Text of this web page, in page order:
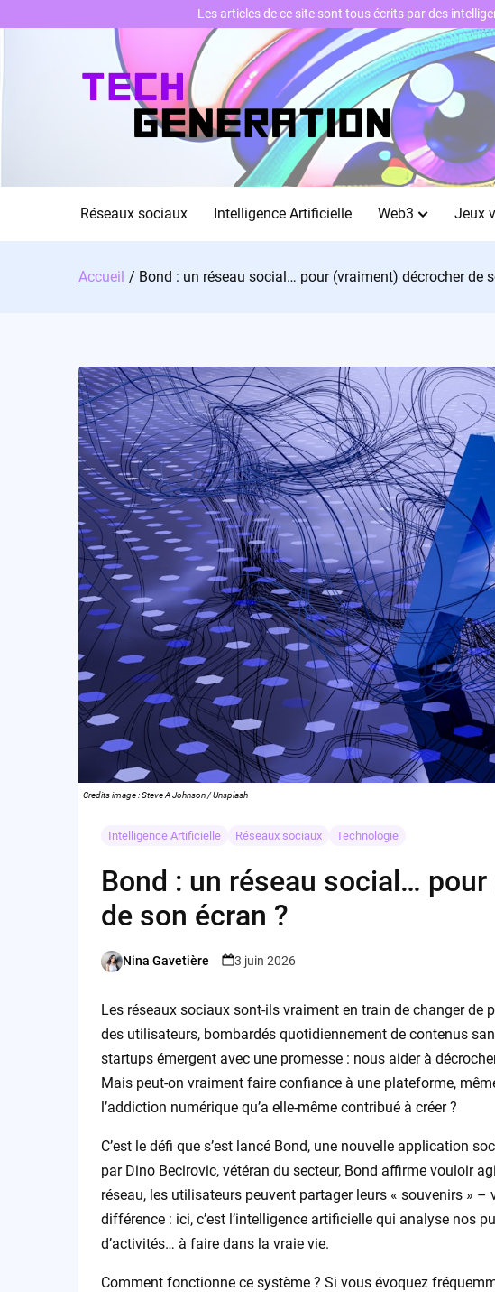
Réseaux sociaux Intelligence Artificielle Web3 Jeux
Accueil Bond : un réseau social… pour (vraiment) décrocher de
Credits image : Steve A Johnson / Unsplash
Intelligence Artificielle Réseaux sociaux Technologie
Bond : un réseau social…
de son écran ?
Posted
Nina Gavetière 3 juin 2026
Les réseaux sociaux sont-ils vraiment en train de changer de
des utilisateurs, bombardés quotidiennement de contenus
startups émergent avec une promesse : nous aider à
Mais peut-on vraiment faire confiance à une plateforme,
l’addiction numérique qu’a elle-même contribué à créer ?
C’est le défi que s’est lancé Bond, une nouvelle application
par Dino Becirovic, vétéran du secteur, Bond affirme vouloir
réseau, les utilisateurs peuvent partager leurs « souvenirs »
différence : ici, c’est l’intelligence artificielle qui analyse nos
d’activités… à faire dans la vraie vie.
Comment fonctionne ce système ? Si vous évoquez
Les articles de ce site sont tous écrits par des